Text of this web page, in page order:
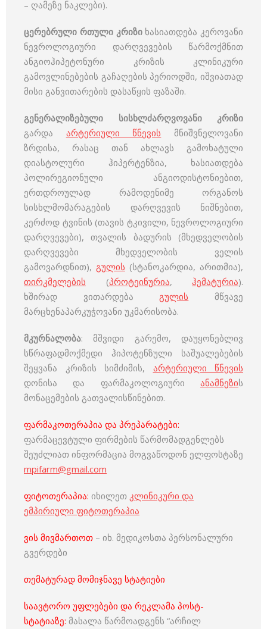
– ღამეზე ნაკლები).
ცერებრული რთული კრიზიხასიათდება კეროვანი
ნევროლოგიური დარღვევების წარმოქმნით
ანგიოჰიპეტონური კრიზის კლინიკური
გამოვლინებების გაჩაღების პერიოდში, იშვიათად
მისი განვითარების დასაწყის ფაზაში.
გენერალიზებული სისხლძარღვოვანი კრიზი
გარდა არტერიული წნევის მნიშვნელოვანი
ზრდისა, რასაც თან ახლავს გამოხატული
დიასტოლური ჰიპერტენზია, ხასიათდება
პოლირეგიონული ანგიოდისტონიებით,
ერთდროულად რამოდენიმე ორგანოს
სისხლმომარაგების დარღვევის ნიშნებით,
კერძოდ ტვინის (თავის ტკივილი, ნევროლოგიური
დარღვევები), თვალის ბადურის (მხედველობის
დარღვევები მხედველობის ველის
გამოვარდნით), გულის (სტანოკარდია, არითმია),
თირკმელების (პროტეინურია, ჰემატურია).
ხშირად ვითარდებაგულის მწვავე
მარცხენაპარკუჭოვანი უკმარისობა.
მკურნალობა: მშვიდი გარემო, დაუყონებლივ
სწრაფადმოქმედი ჰიპოტენზული საშუალებების
შეყვანა კრიზის სიმძიმის, არტერიული წნევის
დონისა და ფარმაკოლოგიური ანამნეზის
მონაცემების გათვალისწინებით.
ფარმაკოთერაპია და პრეპარატები:
ფარმაცევტული ფირმების წარმომადგენლებს
შეუძლიათ ინფორმაცია მოგვაწოდონ ელფოსტაზე
mpifarm@gmail.com
ფიტოთერაპია: იხილეთ კლინიკური და
ემპირიული ფიტოთერაპია
ვის მივმართოთ – იხ. მედიკოსთა პერსონალური
გვერდები
თემატურად მომიჯნავე სტატიები
საავტორო უფლებები და რეკლამა პოსტ-
სტატიაზე: მასალა წარმოადგენს “არჩილ